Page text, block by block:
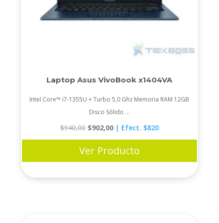
Laptop Asus VivoBook x1404VA
Intel Core™ i7-1355U + Turbo 5,0 Ghz Memoria RAM 12GB
Disco Sólido ...
$940,00 Original
price
was:
$940,00.
$902,00Current
price
is:$902,00.
| Efect. $820
Ver Producto